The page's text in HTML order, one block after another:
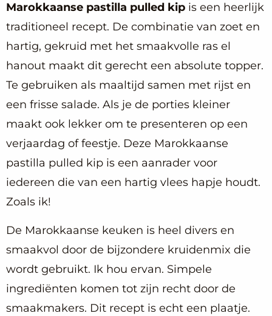
Marokkaanse pastilla pulled kip is een heerlijk
traditioneel recept. De combinatie van zoet en
hartig, gekruid met het smaakvolle ras el
hanout maakt dit gerecht een absolute topper.
Te gebruiken als maaltijd samen met rijst en
een frisse salade. Als je de porties kleiner
maakt ook lekker om te presenteren op een
verjaardag of feestje. Deze Marokkaanse
pastilla pulled kip is een aanrader voor
iedereen die van een hartig vlees hapje houdt.
Zoals ik!
De Marokkaanse keuken is heel divers en
smaakvol door de bijzondere kruidenmix die
wordt gebruikt. Ik hou ervan. Simpele
ingrediënten komen tot zijn recht door de
smaakmakers. Dit recept is echt een plaatje.